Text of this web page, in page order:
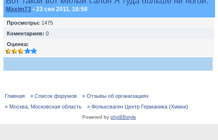
Maxim73 • 23 сен 2011, 16:58
Просмотры: 1475
Коментариев: 0
Оценка:
Главная » Список форумов
» Отзывы об организациях
» Москва, Московская область
» Фольксваген Центр Германика (Химки)
Powered by phpBBstyle